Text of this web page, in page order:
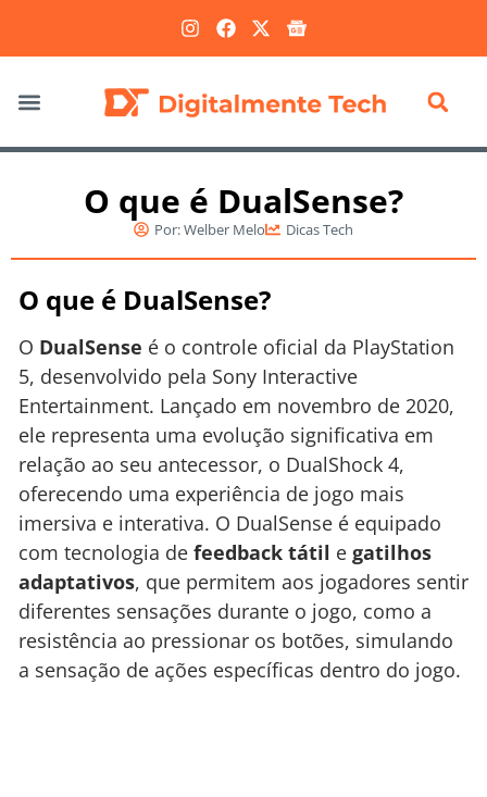
O que é DualSense?
Por:Welber Melo Dicas Tech
O que é DualSense?
O DualSense é o controle oficial da PlayStation
5, desenvolvido pela Sony Interactive
Entertainment. Lançado em novembro de 2020,
ele representa uma evolução significativa em
relação ao seu antecessor, o DualShock 4,
oferecendo uma experiência de jogo mais
imersiva e interativa. O DualSense é equipado
com tecnologia de feedback tátil e gatilhos
adaptativos, que permitem aos jogadores sentir
diferentes sensações durante o jogo, como a
resistência ao pressionar os botões, simulando
a sensação de ações específicas dentro do jogo.